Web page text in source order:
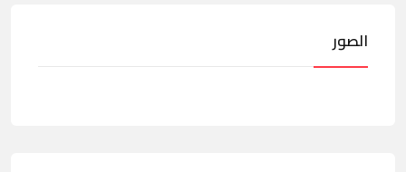
الصور